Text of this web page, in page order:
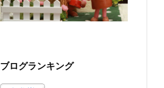
ブログランキング